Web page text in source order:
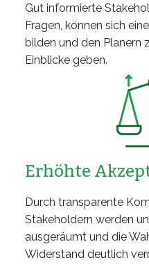
Gut informierte
Fragen, können sich
bilden und den Planern
Einblicke geben.
Erhöhte
Durch transparente
Stakeholdern werden
ausgeräumt und die
Widerstand deutlich